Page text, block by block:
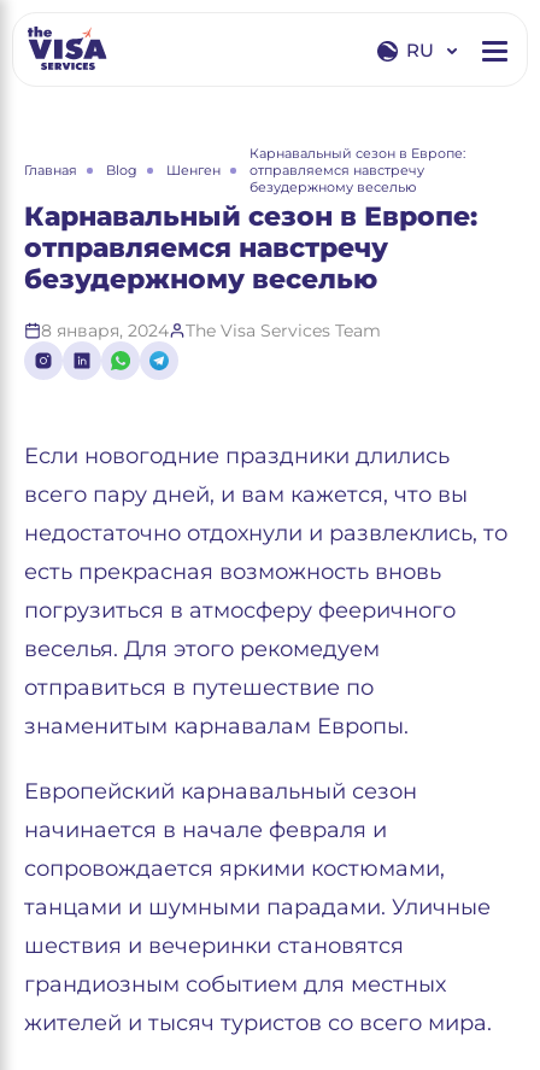
RU
RU
Главная Blog Шенген
Карнавальный сезон в Европе:
отправляемся навстречу
безудержному веселью
Карнавальный сезон в Европе:
отправляемся навстречу
безудержному веселью
8 января, 2024 The Visa Services Team
Если новогодние праздники длились
всего пару дней, и вам кажется, что вы
недостаточно отдохнули и развлеклись, то
есть прекрасная возможность вновь
погрузиться в атмосферу фееричного
веселья. Для этого рекомедуем
отправиться в путешествие по
знаменитым карнавалам Европы.
Европейский карнавальный сезон
начинается в начале февраля и
сопровождается яркими костюмами,
танцами и шумными парадами. Уличные
шествия и вечеринки становятся
грандиозным событием для местных
жителей и тысяч туристов со всего мира.